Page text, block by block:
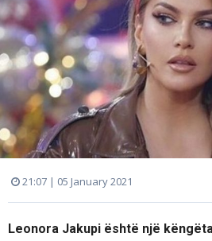
21:07 | 05 January 2021
Leonora Jakupi është një